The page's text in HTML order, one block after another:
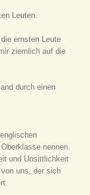
Leuten.
ernsten Leute
ziemlich auf die
durch einen
nennen.
und Unsittlichkeit
uns, der sich